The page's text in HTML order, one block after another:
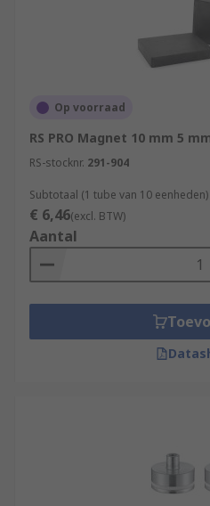
Op voorraad
RS PRO Magnet 10 mm 5
RS-stocknr. 291-904
Subtotaal (1 tube van 10 eenheden)
€ 6,46(excl. BTW)
Aantal